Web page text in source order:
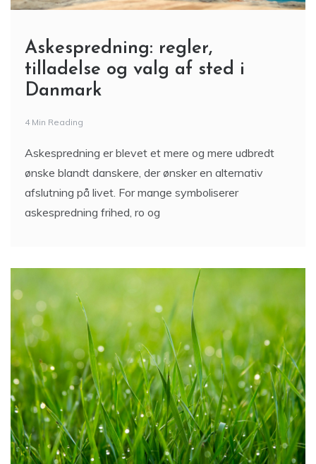
Askespredning: regler,
tilladelse og valg af sted i
Danmark
4 Min Reading
Askespredning er blevet et mere og mere udbredt
ønske blandt danskere, der ønsker en alternativ
afslutning på livet. For mange symboliserer
askespredning frihed, ro og